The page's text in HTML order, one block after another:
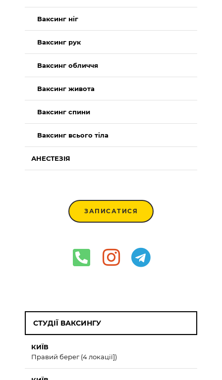
Ваксинг ніг
Ваксинг рук
Ваксинг обличчя
Ваксинг живота
Ваксинг спини
Ваксинг всього тіла
АНЕСТЕЗІЯ
ЗАПИСАТИСЯ
СТУДІЇ ВАКСИНГУ
КИЇВ
Правий берег (4 локації])